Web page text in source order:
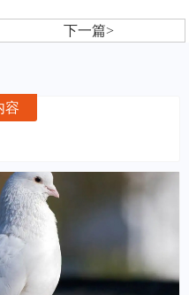
下一篇>
容